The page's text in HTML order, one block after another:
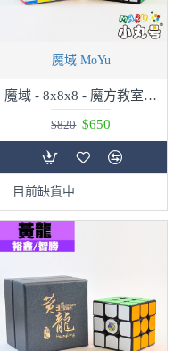
魔域 MoYu
魔域 - 8x8x8 - 魔方教室MF8 八階
$650
$820
目前缺貨中